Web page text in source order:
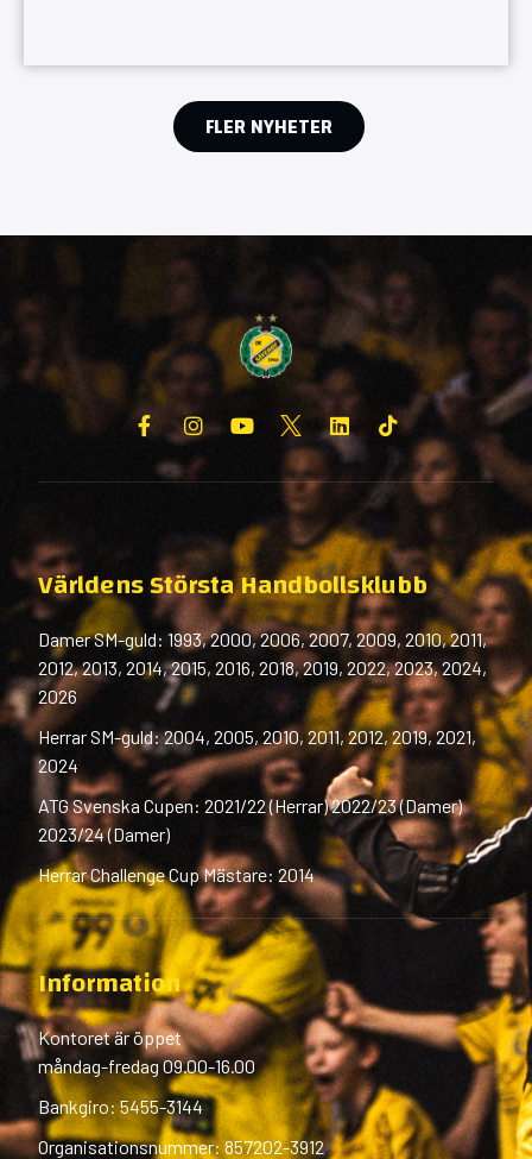
FLER NYHETER
Världens Största Handbollsklubb
Damer SM-guld: 1993, 2000, 2006, 2007, 2009, 2010, 2011,
2012, 2013, 2014, 2015, 2016, 2018, 2019, 2022, 2023, 2024,
2026
Herrar SM-guld: 2004, 2005, 2010, 2011, 2012, 2019, 2021,
2024
ATG Svenska Cupen: 2021/22 (Herrar) 2022/23 (Damer)
2023/24 (Damer)
Herrar Challenge Cup Mästare: 2014
Information
Kontoret är öppet
måndag-fredag 09.00-16.00
Bankgiro: 5455-3144
Organisationsnummer: 857202-3912